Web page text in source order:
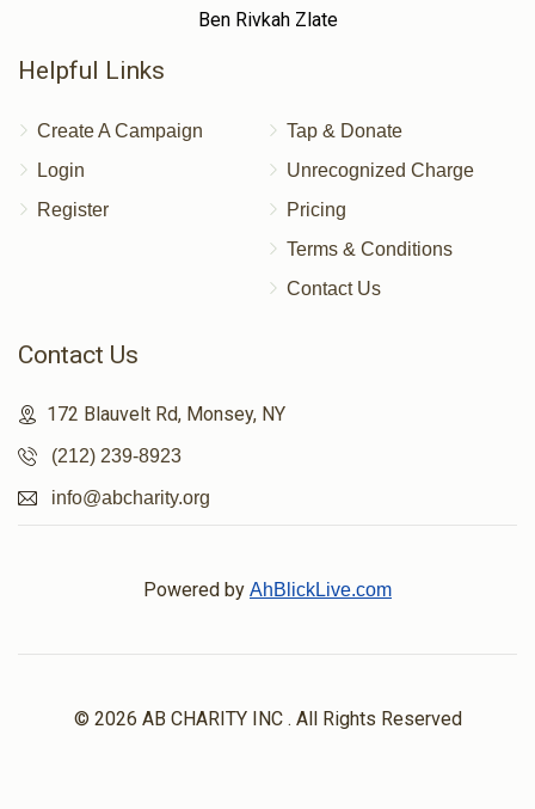
Ben Rivkah Zlate
Helpful Links
Create A Campaign
Login
Register
Tap & Donate
Unrecognized Charge
Pricing
Terms & Conditions
Contact Us
Contact Us
172 Blauvelt Rd, Monsey, NY
(212) 239-8923
info@abcharity.org
Powered by AhBlickLive.com
© 2026 AB CHARITY INC . All Rights Reserved